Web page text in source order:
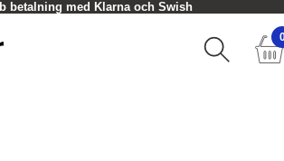
betalning med Klarna och Swish